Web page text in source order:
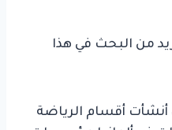
من البحث في هذا
أنشأت أقسام الرياضة